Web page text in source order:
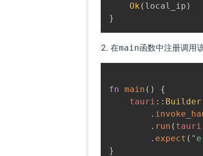
Ok ( local_ip )
}
在main函数中注册调用
fn main ( )
{
tauri :: Builder
.
. run ( tauri
. expect (
}